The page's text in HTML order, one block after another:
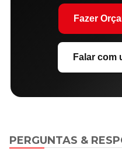
Fazer
Falar com
PERGUNTAS &